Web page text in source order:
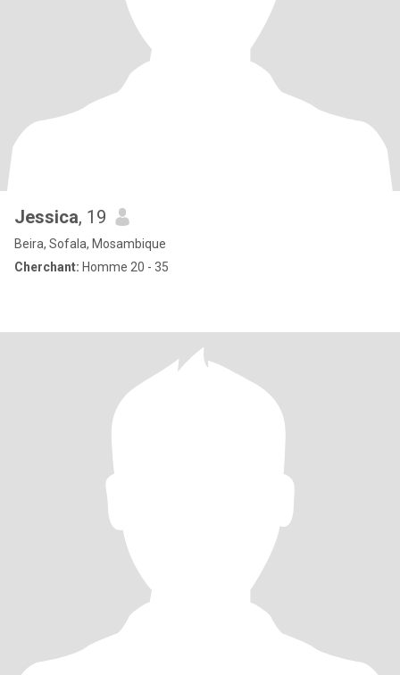
Jessica, 19
Beira, Sofala, Mosambique
Cherchant: Homme 20 - 35